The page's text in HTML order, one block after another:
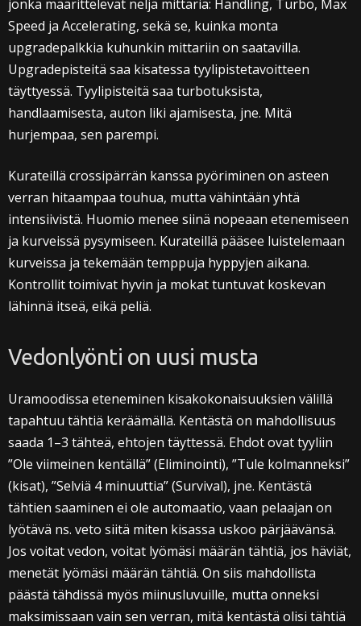
jonka määrittelevät neljä mittaria: Handling, Turbo, Max
Speed ja Accelerating, sekä se, kuinka monta
upgradepalkkia kuhunkin mittariin on saatavilla.
Upgradepisteitä saa kisatessa tyylipistetavoitteen
täyttyessä. Tyylipisteitä saa turbotuksista,
handlaamisesta, auton liki ajamisesta, jne. Mitä
hurjempaa, sen parempi.
Kurateillä crossipärrän kanssa pyöriminen on asteen
verran hitaampaa touhua, mutta vähintään yhtä
intensiivistä. Huomio menee siinä nopeaan etenemiseen
ja kurveissä pysymiseen. Kurateillä pääsee luistelemaan
kurveissa ja tekemään temppuja hyppyjen aikana.
Kontrollit toimivat hyvin ja mokat tuntuvat koskevan
lähinnä itseä, eikä peliä.
Vedonlyönti on uusi musta
Uramoodissa eteneminen kisakokonaisuuksien välillä
tapahtuu tähtiä keräämällä. Kentästä on mahdollisuus
saada 1–3 tähteä, ehtojen täyttessä. Ehdot ovat tyyliin
”Ole viimeinen kentällä” (Eliminointi), ”Tule kolmanneksi”
(kisat), ”Selviä 4 minuuttia” (Survival), jne. Kentästä
tähtien saaminen ei ole automaatio, vaan pelaajan on
lyötävä ns. veto siitä miten kisassa uskoo pärjäävänsä.
Jos voitat vedon, voitat lyömäsi määrän tähtiä, jos häviät,
menetät lyömäsi määrän tähtiä. On siis mahdollista
päästä tähdissä myös miinusluvuille, mutta onneksi
maksimissaan vain sen verran, mitä kentästä olisi tähtiä